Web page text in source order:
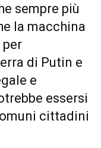
sempre più
la macchina
di Putin e
e
essersi
cittadini